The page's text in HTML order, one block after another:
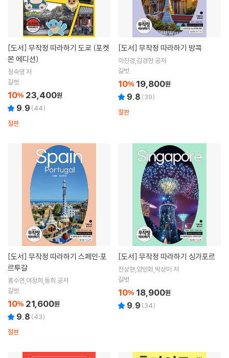
[도서]
몬 에디션)
정숙영 저
길벗
10% 23,400원
9.9 (44)
절판
[도서] 무작정 따라하기 방콕
이진경,김경현 공저
길벗
10% 19,800원
9.8 (39)
절판
[도서]
르투갈
홍수연,여정희,동희 공저
길벗
10% 21,600원
9.8 (43)
절판
[도서] 무작정 따라하기 싱가포르
전상현,양인화,박상미 저
길벗
10% 18,900원
9.9 (34)